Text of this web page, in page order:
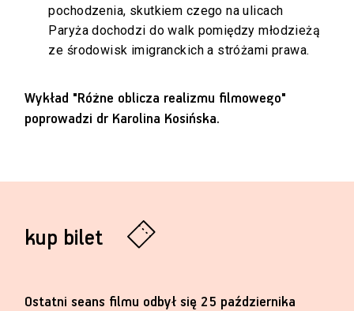
kup bilet
Ostatni seans filmu odbył się 25 października
pochodzenia, skutkiem czego na ulicach
Paryża dochodzi do walk pomiędzy młodzieżą
ze środowisk imigranckich a stróżami prawa.
Wykład "Różne oblicza realizmu filmowego"
poprowadzi dr Karolina Kosińska.